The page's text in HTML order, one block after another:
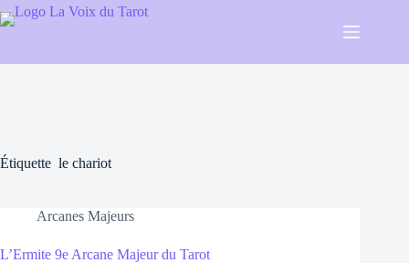
Passer
au
Étiquette le chariot
Arcanes Majeurs
L’Ermite 9e Arcane Majeur du Tarot